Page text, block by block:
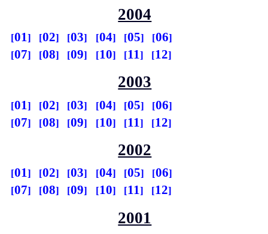
2004
01 02 03 04 05
06
07
08 09 10 11 12
2003
01 02 03 04 05
06
07
08 09 10 11 12
2002
01 02 03 04 05
06
07
08 09 10 11 12
2001